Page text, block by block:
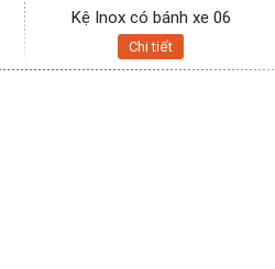
Kệ Inox có bánh xe 06
Chi tiết